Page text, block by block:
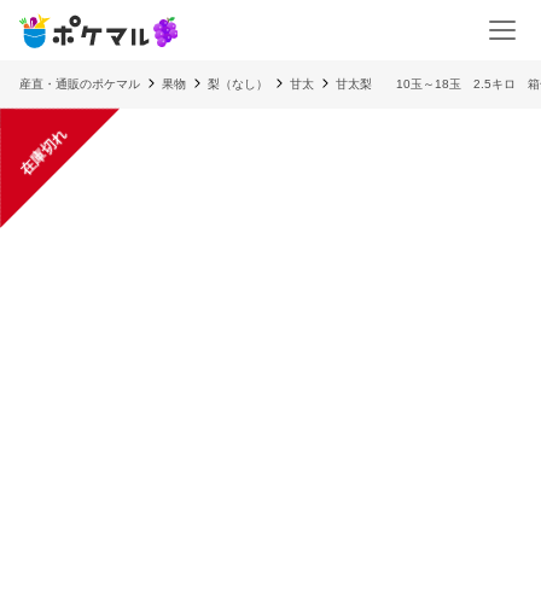
産直・通販のポケマル 果物 梨（なし） 甘太 甘太梨 10玉～18玉 2.5キロ 箱
在庫切れ